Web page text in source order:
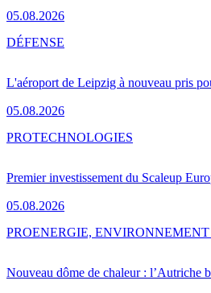
05.08.2026
L'aéroport de Leipzig à nouveau pris
05.08.2026
DÉFENSE
Premier investissement du Scaleup
05.08.2026
PROTECHNOLOGIES
Nouveau dôme de chaleur : l’Autriche
PROENERGIE,